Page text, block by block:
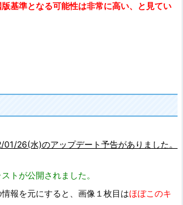
基準となる可能性は非常に高い、と見てい
26(水)のアップデート予告がありました。
トが公開されました。
報を元にすると、画像１枚目はほぼこのキ